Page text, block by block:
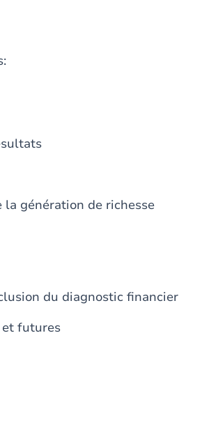
génération de richesse
du diagnostic financier
et futures